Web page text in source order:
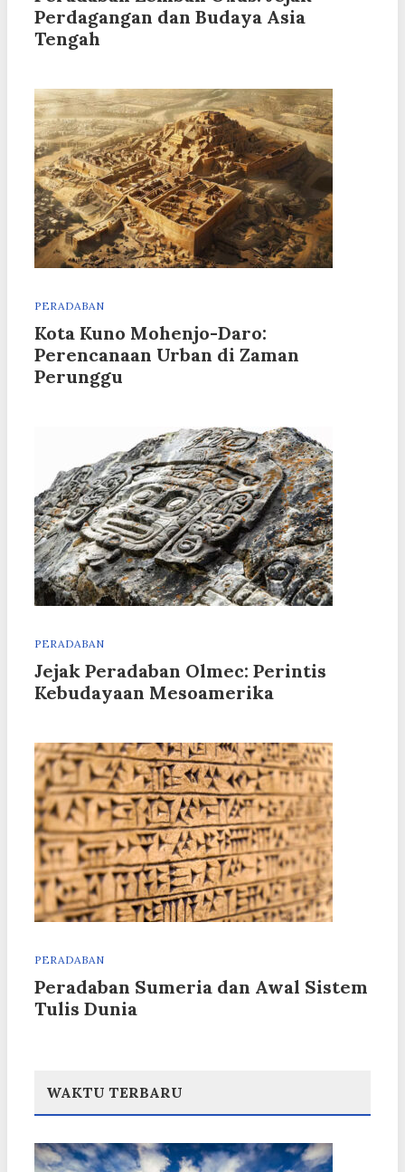
Perdagangan dan Budaya Asia
Tengah
PERADABAN
Kota Kuno Mohenjo-Daro:
Perencanaan Urban di Zaman
Perunggu
PERADABAN
Jejak Peradaban Olmec: Perintis
Kebudayaan Mesoamerika
PERADABAN
Peradaban Sumeria dan Awal Sistem
Tulis Dunia
WAKTU TERBARU